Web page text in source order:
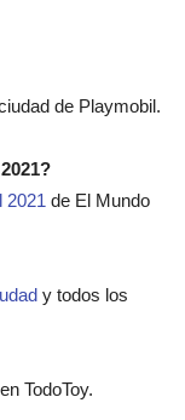
de Playmobil.
2021 de El Mundo
y todos los
TodoToy.